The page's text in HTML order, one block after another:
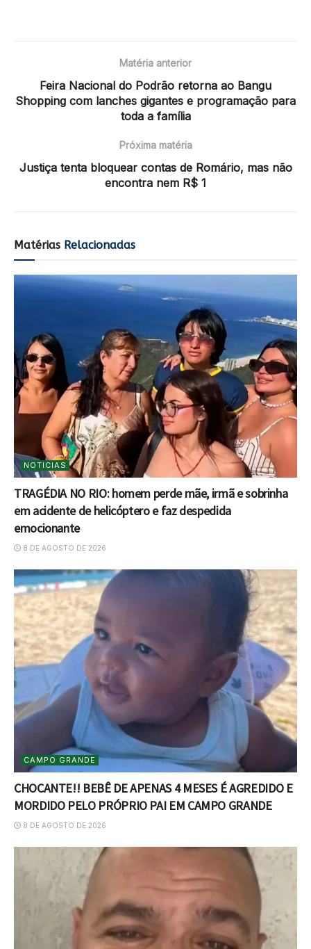
Matéria anterior
Feira Nacional do Podrão retorna ao Bangu
Shopping com lanches gigantes e programação para
toda a família
Próxima matéria
Justiça tenta bloquear contas de Romário, mas não
encontra nem R$ 1
Matérias Relacionadas
NOTICIAS
TRAGÉDIA NO RIO: homem perde mãe, irmã e sobrinha
em acidente de helicóptero e faz despedida
emocionante
8 DE AGOSTO DE 2026
CAMPO GRANDE
CHOCANTE!! BEBÊ DE APENAS 4 MESES É AGREDIDO E
MORDIDO PELO PRÓPRIO PAI EM CAMPO GRANDE
8 DE AGOSTO DE 2026